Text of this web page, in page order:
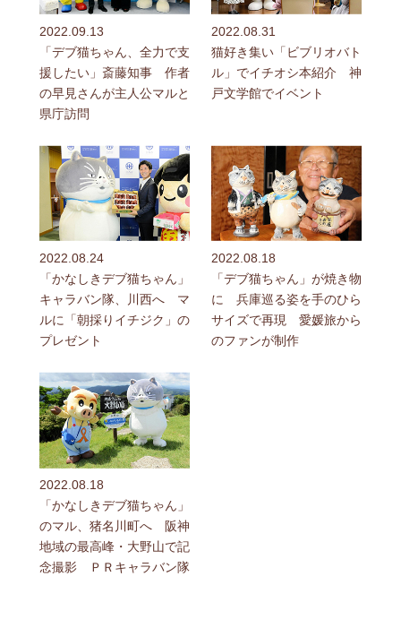
2022.09.13
「デブ猫ちゃん、全力で支
援したい」斎藤知事 作者
の早見さんが主人公マルと
県庁訪問
2022.08.31
猫好き集い「ビブリオバト
ル」でイチオシ本紹介 神
戸文学館でイベント
2022.08.24
「かなしきデブ猫ちゃん」
キャラバン隊、川西へ マ
ルに「朝採りイチジク」の
プレゼント
2022.08.18
「デブ猫ちゃん」が焼き物
に 兵庫巡る姿を手のひら
サイズで再現 愛媛旅から
のファンが制作
2022.08.18
「かなしきデブ猫ちゃん」
のマル、猪名川町へ 阪神
地域の最高峰・大野山で記
念撮影 ＰＲキャラバン隊